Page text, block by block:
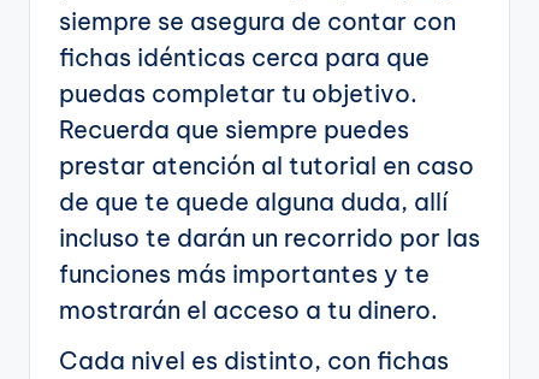
siempre se asegura de contar con
fichas idénticas cerca para que
puedas completar tu objetivo.
Recuerda que siempre puedes
prestar atención al tutorial en caso
de que te quede alguna duda, allí
incluso te darán un recorrido por las
funciones más importantes y te
mostrarán el acceso a tu dinero.
Cada nivel es distinto, con fichas